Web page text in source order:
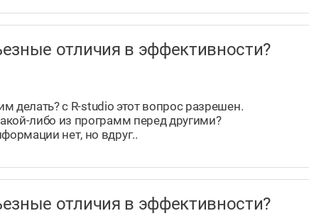
отличия в эффективности?
делать? с R-studio этот вопрос разрешен.
либо из программ перед другими?
нет, но вдруг..
отличия в эффективности?